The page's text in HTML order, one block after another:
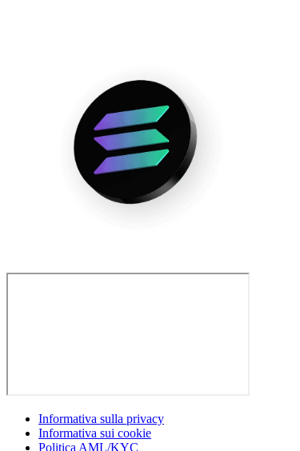
Informativa sulla privacy
Informativa sui cookie
Politica AML/KYC